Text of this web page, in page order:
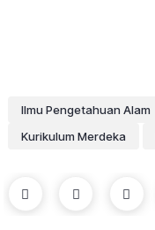
Ilmu Pengetahuan Alam
Kurikulum Merdeka